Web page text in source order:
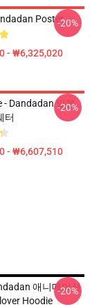
Poster
- ₩6,325,020
-20%
- Dandadan 일본
터
- ₩6,607,510
-20%
애니메이션
Hoodie
-20%